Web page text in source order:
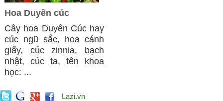
Hoa Duyên cúc
Cây hoa Duyên Cúc hay
cúc ngũ sắc, hoa cánh
giấy, cúc zinnia, bạch
nhật, cúc ta, tên khoa
học: ...
Lazi.vn